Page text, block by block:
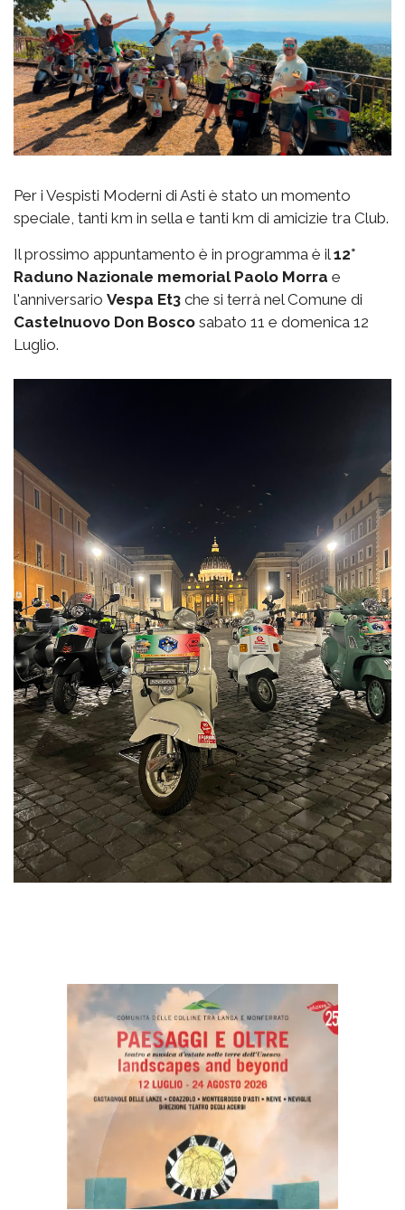
Per i Vespisti Moderni di Asti è stato un momento
speciale, tanti km in sella e tanti km di amicizie tra Club.
Il prossimo appuntamento è in programma è il12°
Raduno Nazionale memorial Paolo Morra e
l'anniversario Vespa Et3 che si terrà nel Comune di
Castelnuovo Don Bosco sabato 11 e domenica 12
Luglio.